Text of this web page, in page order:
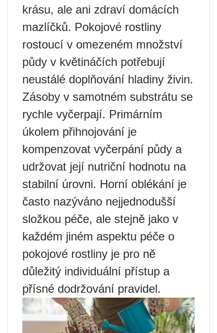
krásu, ale ani zdraví domácích
mazlíčků. Pokojové rostliny
rostoucí v omezeném množství
půdy v květináčích potřebují
neustálé doplňování hladiny živin.
Zásoby v samotném substrátu se
rychle vyčerpají. Primárním
úkolem přihnojování je
kompenzovat vyčerpání půdy a
udržovat její nutriční hodnotu na
stabilní úrovni. Horní oblékání je
často nazýváno nejjednodušší
složkou péče, ale stejně jako v
každém jiném aspektu péče o
pokojové rostliny je pro ně
důležitý individuální přístup a
přísné dodržování pravidel.